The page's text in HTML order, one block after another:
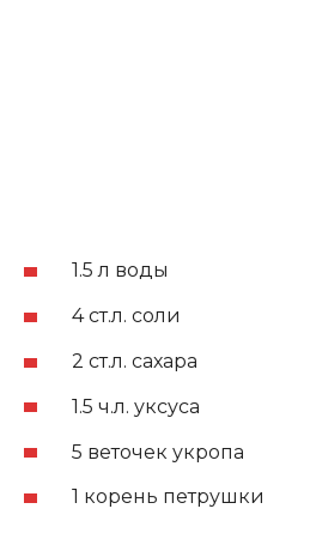
1.5 л воды
4 ст.л. соли
2 ст.л. сахара
1.5 ч.л. уксуса
5 веточек укропа
1 корень петрушки